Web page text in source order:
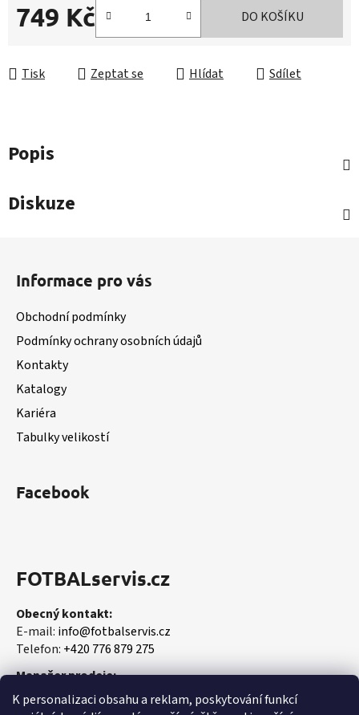
K personalizaci obsahu a reklam, poskytování funkcí
749 Kč DO KOŠÍKU
Tisk Zeptat se Hlídat Sdílet
Popis
Diskuze
Informace pro vás
Obchodní podmínky
Podmínky ochrany osobních údajů
Kontakty
Katalogy
Kariéra
Tabulky velikostí
Facebook
FOTBALservis.cz
Obecný kontakt:
E-mail: info@fotbalservis.cz
Telefon: +420 776 879 275
Manažer prodeje:
Martin Vališ
Mobil: +420 606 657 244